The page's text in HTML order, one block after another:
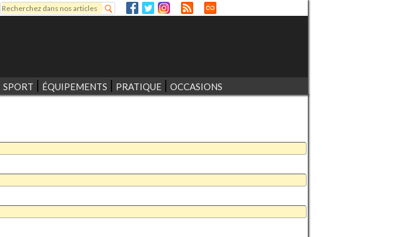
Formulaire de recherche
Rechercher
SPORT ÉQUIPEMENTS PRATIQUE OCCASIONS